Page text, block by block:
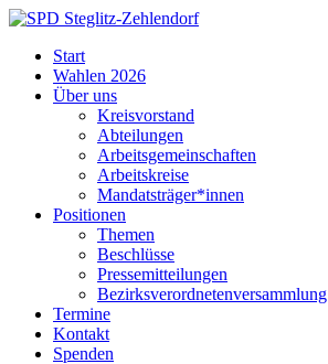
Skip
content
Steglitz-
Zehlendorf
Start
Wahlen 2026
Über uns
Kreisvorstand
Abteilungen
Arbeitsgemeinschaften
Arbeitskreise
Mandatsträger*innen
Positionen
Themen
Beschlüsse
Pressemitteilungen
Bezirksverordnetenversammlung
Termine
Kontakt
Spenden